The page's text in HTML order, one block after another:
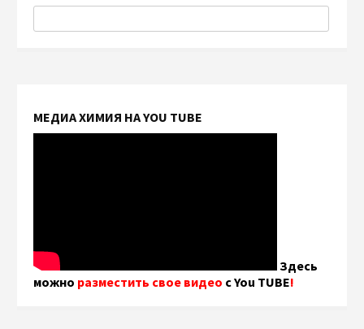
МЕДИА ХИМИЯ НА YOU TUBE
Здесь
можно разместить свое видео с You TUBE!